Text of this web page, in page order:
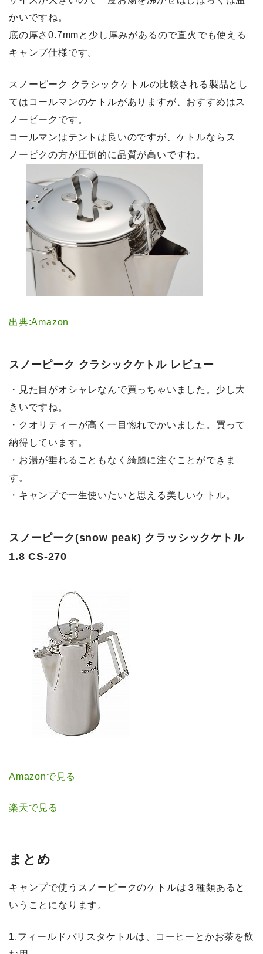
かいですね。
底の厚さ0.7mmと少し厚みがあるので直火でも使える
キャンプ仕様です。
スノーピーク クラシックケトルの比較される製品とし
てはコールマンのケトルがありますが、おすすめはス
ノーピークです。
コールマンはテントは良いのですが、ケトルならス
ノーピクの方が圧倒的に品質が高いですね。
出典:Amazon
スノーピーク クラシックケトル レビュー
・見た目がオシャレなんで買っちゃいました。少し大
きいですね。
・クオリティーが高く一目惚れでかいました。買って
納得しています。
・お湯が垂れることもなく綺麗に注ぐことができま
す。
・キャンプで一生使いたいと思える美しいケトル。
スノーピーク(snow peak) クラッシックケトル
1.8 CS-270
Amazonで見る
楽天で見る
まとめ
キャンプで使うスノーピークのケトルは３種類あると
いうことになります。
1.フィールドバリスタケトルは、コーヒーとかお茶を飲